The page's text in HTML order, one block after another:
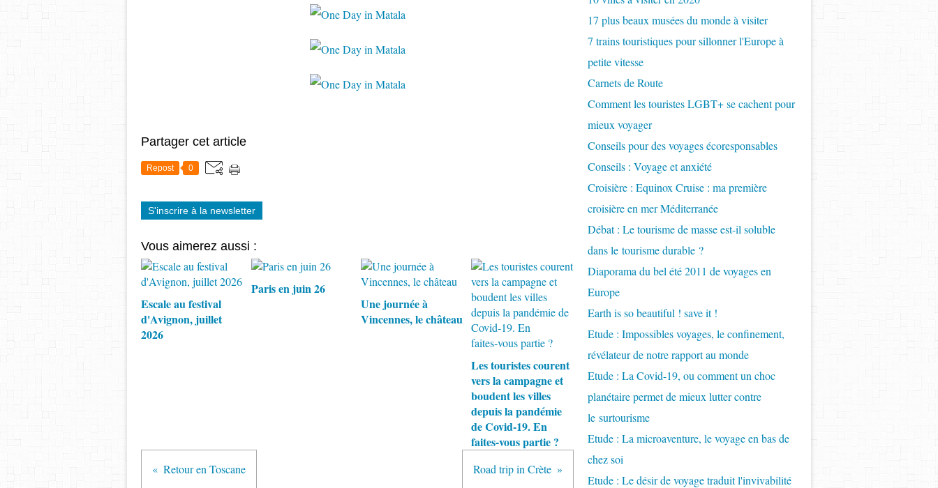
Partager cet article
Repost 0
S'inscrire à la newsletter
Vous aimerez aussi :
Escale au festival
d'Avignon, juillet
2026
Paris en juin 26
Une journée à
Vincennes, le château
Les touristes courent
vers la campagne et
boudent les villes
depuis la pandémie
de Covid‑19. En
faites‑vous partie ?
Retour en Toscane Road trip in Crète
17 plus beaux musées du monde à visiter
7 trains touristiques pour sillonner l'Europe à
petite vitesse
Carnets de Route
Comment les touristes LGBT+ se cachent pour
mieux voyager
Conseils pour des voyages écoresponsables
Conseils : Voyage et anxiété
Croisière : Equinox Cruise : ma première
croisière en mer Méditerranée
Débat : Le tourisme de masse est-il soluble
dans le tourisme durable ?
Diaporama du bel été 2011 de voyages en
Europe
Earth is so beautiful ! save it !
Etude : Impossibles voyages, le confinement,
révélateur de notre rapport au monde
Etude : La Covid-19, ou comment un choc
planétaire permet de mieux lutter contre
le surtourisme
Etude : La microaventure, le voyage en bas de
chez soi
Etude : Le désir de voyage traduit l'invivabilité